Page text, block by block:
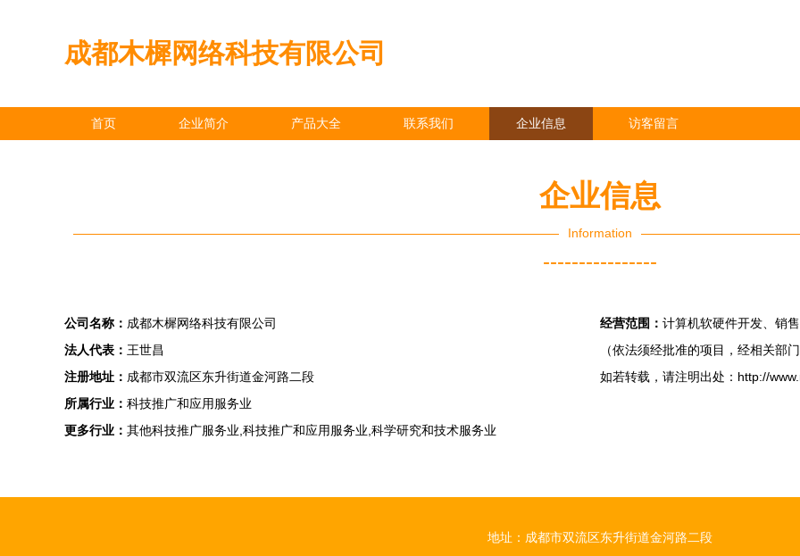
成都木樨网络科技有限公司
首页 企业简介 产品大全 联系我们 企业信息 访客留言
企业信息
Information
----------------
公司名称： 成都木樨网络科技有限公司
法人代表： 王世昌
注册地址： 成都市双流区东升街道金河路二段
所属行业： 科技推广和应用服务业
更多行业： 其他科技推广服务业,科技推广和应用服务业,科学研究和技术服务业
经营范围： 计算机软硬件开发、销
（依法须经批准的项目，经相关部
如若转载，请注明出处：http://
地址：成都市双流区东升街道金河路二段